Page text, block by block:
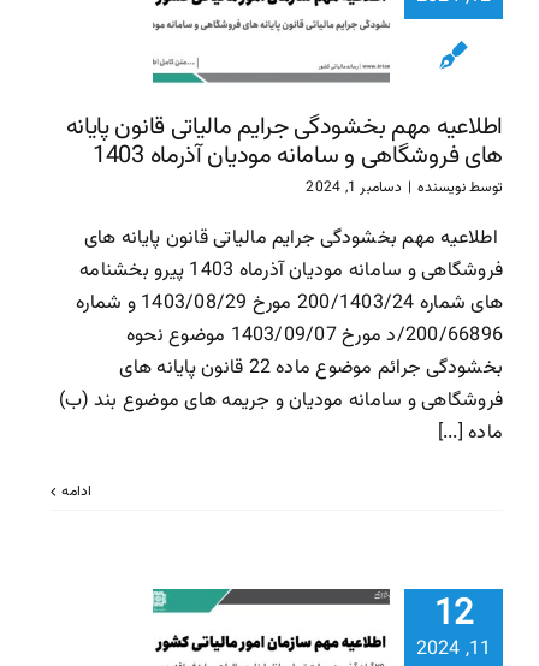
آذرماه 1403
سازمان امور مالیاتی
اطلاعیه مهم بخشودگی جرایم مالیاتی قانون پایانه
های فروشگاهی و سامانه مودیان آذرماه 1403
توسطنویسنده | دسامبر 1, 2024
اطلاعیه مهم بخشودگی جرایم مالیاتی قانون پایانه های
فروشگاهی و سامانه مودیان آذرماه 1403 پیرو بخشنامه
های شماره 200/1403/24 مورخ 1403/08/29 و شماره
200/66896/د مورخ 1403/09/07 موضوع نحوه
بخشودگی جرائم موضوع ماده 22 قانون پایانه های
فروشگاهی و سامانه مودیان و جریمه های موضوع بند (ب)
ماده [...]
ادامه
12
11, 2024